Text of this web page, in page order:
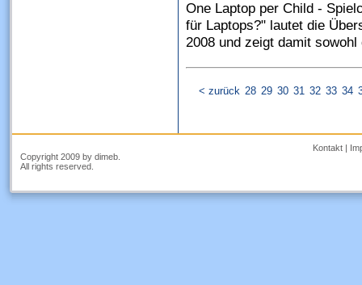
One Laptop per Child -
für Laptops?" lautet die
2008 und zeigt damit
< zurück 28 29 30 31 32 33 34
Copyright 2009 by dimeb.
All rights reserved.
Kontakt |